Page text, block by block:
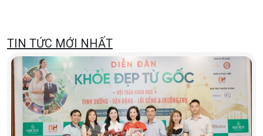
TIN TỨC MỚI NHẤT